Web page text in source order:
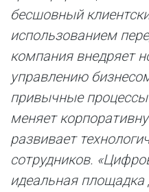
бесшовный
использованием
компания внедряет
управлению
привычные
меняет
развивает
сотрудников.
идеальная площадка